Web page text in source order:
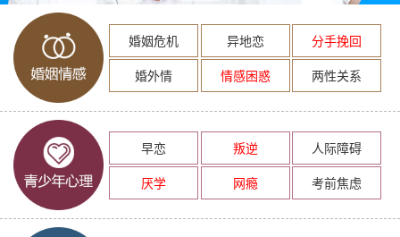
婚姻危机 异地恋
分手挽回
婚外情
情感困惑 两性关系
早恋 叛逆
人际障碍
厌学
网瘾 考前焦虑